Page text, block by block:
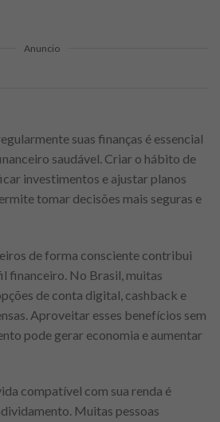
Anuncio
suas finanças é essencial
saudável. Criar o hábito de
investimentos e ajustar planos
tomar decisões mais seguras e
de forma consciente contribui
financeiro. No Brasil, muitas
de conta digital, cashback e
Aproveitar esses benefícios sem
pode gerar economia e aumentar
compatível com sua renda é
Muitas pessoas